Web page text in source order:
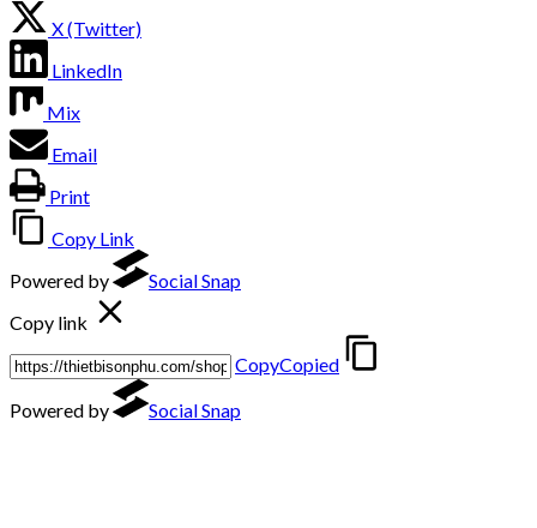
X (Twitter)
LinkedIn
Mix
Email
Print
Copy Link
Powered by
Social Snap
Copy link
CopyCopied
Powered by
Social Snap